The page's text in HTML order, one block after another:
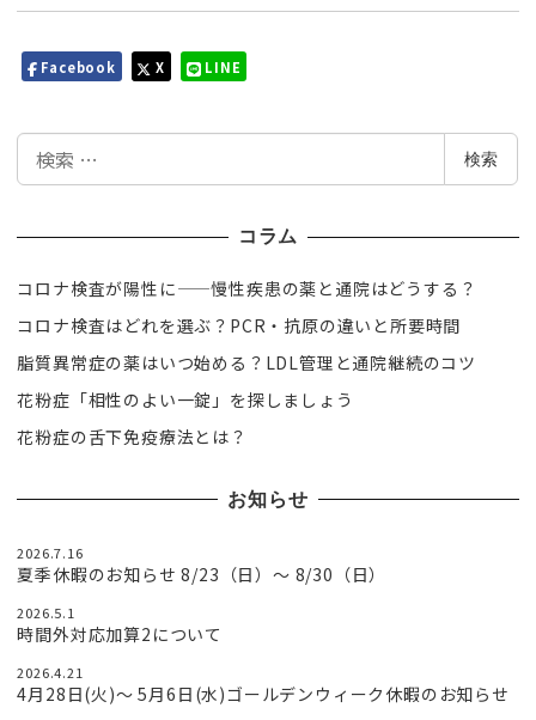
Facebook X LINE
検
索
検索
コラム
コロナ検査が陽性に——慢性疾患の薬と通院はどうする？
コロナ検査はどれを選ぶ？PCR・抗原の違いと所要時間
脂質異常症の薬はいつ始める？LDL管理と通院継続のコツ
花粉症「相性のよい一錠」を探しましょう
花粉症の舌下免疫療法とは？
お知らせ
2026.7.16
夏季休暇のお知らせ 8/23（日）〜 8/30（日）
2026.5.1
時間外対応加算2について
2026.4.21
4月28日(火)〜 5月6日(水)ゴールデンウィーク休暇のお知らせ